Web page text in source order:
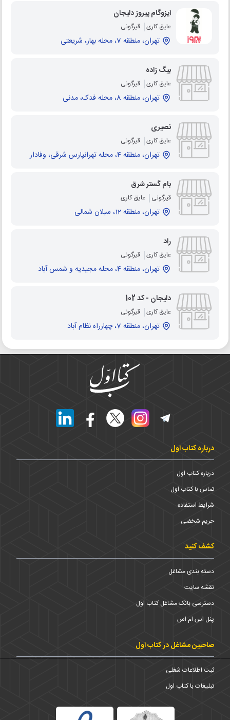
ایزوگام پیروز دلیجان
عایق کاری قیرگونی
تهران، منطقه 7، محله بهار، شریعتی
بیگ زاده
عایق کاری قیرگونی
تهران، منطقه 8، محله فدک، مدنی
نصیری
عایق کاری قیرگونی
تهران، منطقه 4، محله تهرانپارس شرقی، وفادار
بام گستر شرق
قیرگونی عایق کاری
تهران، منطقه 12، سبلان شمالی
راد
عایق کاری قیرگونی
تهران، منطقه 4، محله مجیدیه و شمس آباد
دلیجان - کد 102
عایق کاری قیرگونی
تهران، منطقه 7، چهارراه نظام آباد
درباره کتاب اول
درباره کتاب اول
تماس با کتاب اول
شرایط استفاده
حریم شخضی
کشف کنید
دسته بندی مشاغل
نقشه سایت
دسترسی بانک مشاغل کتاب اول
پنل اس ام اس
صاحبین مشاغل در کتاب اول
ثبت اطلاعات شغلی
تبلیغات با کتاب اول